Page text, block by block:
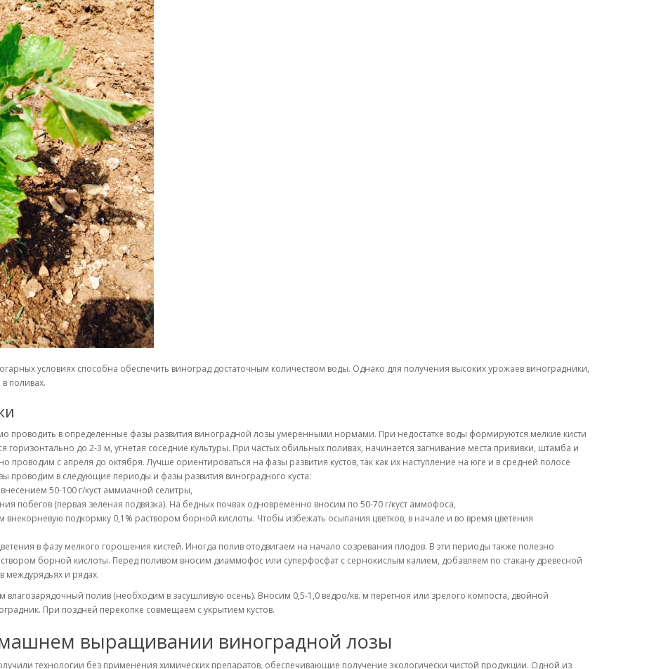
условиях способна обеспечить виноград достаточным количеством воды. Однако для получения высоких урожаев виноградники,
поливах.
проводить в определенные фазы развития виноградной лозы умеренными нормами. При недостатке воды формируются мелкие кисти
горизонтально до 2-3 м, угнетая соседние культуры. При частых обильных поливах, начинается загнивание места прививки, штамба и
с апреля до октября. Лучше ориентироваться на фазы развития кустов, так как их наступление на юге и в средней полосе
проводим в следующие периоды и фазы развития виноградного куста:
50-100 г/куст аммиачной селитры,
побегов (первая зеленая подвязка). На бедных почвах одновременно вносим по 50-70 г/куст аммофоса,
внекорневую подкормку 0,1% раствором борной кислоты. Чтобы избежать осыпания цветков, в начале и во время цветения
в фазу мелкого горошения кистей. Иногда полив отодвигаем на начало созревания плодов. В эти периоды также полезно
борной кислоты. Перед поливом вносим диаммофос или суперфосфат с сернокислым калием, добавляем по стакану древесной
междурядьях и рядах.
полив (необходим в засушливую осень). Вносим 0,5-1,0 ведро/кв. м перегноя или зрелого компоста, двойной
При поздней перекопке совмещаем с укрытием кустов.
выращивании виноградной лозы
технологии без применения химических препаратов, обеспечивающие получение экологически чистой продукции. Одной из